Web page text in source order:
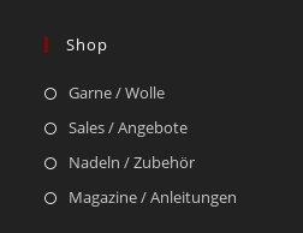
Shop
Garne / Wolle
Sales / Angebote
Nadeln / Zubehör
Magazine / Anleitungen